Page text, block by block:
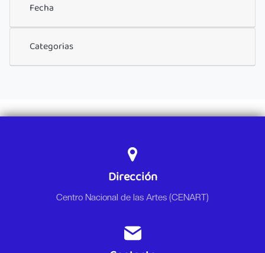
Fecha
Categorias
Dirección
Centro Nacional de las Artes (CENART)